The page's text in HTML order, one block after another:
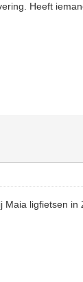
Heeft
Maia ligfietsen